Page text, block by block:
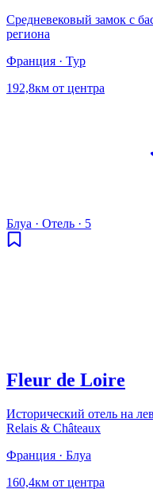
Средневековый замок с
региона
Франция · Тур
192,8км от центра
Блуа · Отель · 5
Fleur de Loire
Исторический отель на
Relais & Châteaux
Франция · Блуа
160,4км от центра